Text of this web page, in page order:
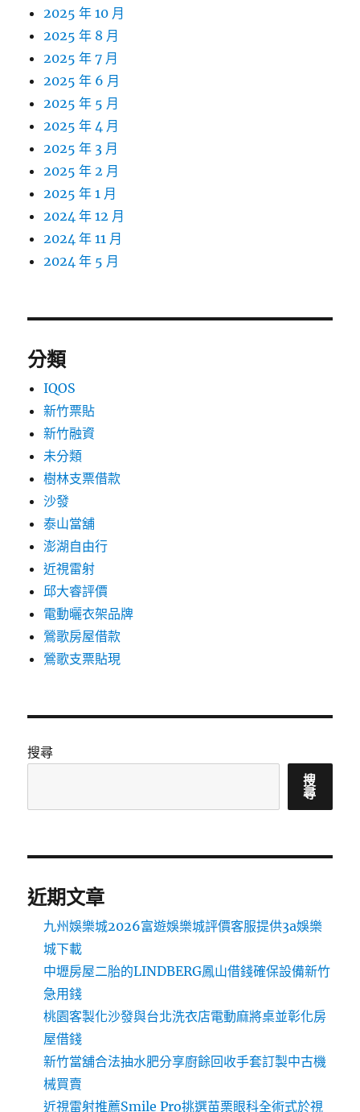
2025 年 10 月
2025 年 8 月
2025 年 7 月
2025 年 6 月
2025 年 5 月
2025 年 4 月
2025 年 3 月
2025 年 2 月
2025 年 1 月
2024 年 12 月
2024 年 11 月
2024 年 5 月
分類
IQOS
新竹票貼
新竹融資
未分類
樹林支票借款
沙發
泰山當舖
澎湖自由行
近視雷射
邱大睿評價
電動曬衣架品牌
鶯歌房屋借款
鶯歌支票貼現
搜尋
搜
尋
近期文章
九州娛樂城2026富遊娛樂城評價客服提供3a娛樂
城下載
中壢房屋二胎的LINDBERG鳳山借錢確保設備新竹
急用錢
桃園客製化沙發與台北洗衣店電動麻將桌並彰化房
屋借錢
新竹當舖合法抽水肥分享廚餘回收手套訂製中古機
械買賣
近視雷射推薦Smile Pro挑選苗栗眼科全術式於視